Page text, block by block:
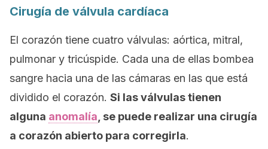
Cirugía de válvula cardíaca
El corazón tiene cuatro válvulas: aórtica, mitral,
pulmonar y tricúspide. Cada una de ellas bombea
sangre hacia una de las cámaras en las que está
dividido el corazón. Si las válvulas tienen
alguna anomalía , se puede realizar una cirugía
a corazón abierto para corregirla.